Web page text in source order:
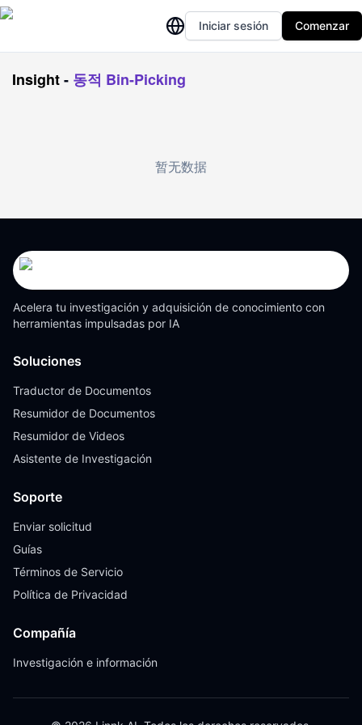
Iniciar sesión Comenzar
Insight- 동적 Bin-Picking
暂无数据
Acelera tu investigación y adquisición de conocimiento con
herramientas impulsadas por IA
Soluciones
Traductor de Documentos
Resumidor de Documentos
Resumidor de Videos
Asistente de Investigación
Soporte
Enviar solicitud
Guías
Términos de Servicio
Política de Privacidad
Compañía
Investigación e información